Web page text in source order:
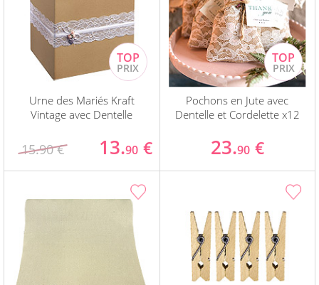
Urne des Mariés Kraft
Vintage avec Dentelle
15.90 € 13.90 €
Pochons en Jute avec
Dentelle et Cordelette x12
23.90 €